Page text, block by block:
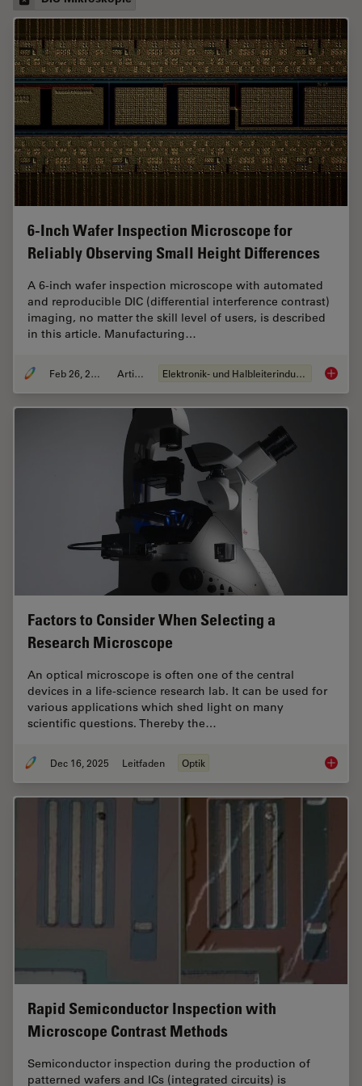
6-Inch Wafer Inspection Microscope for
Reliably Observing Small Height Differences
A 6-inch wafer inspection microscope with automated
and reproducible DIC (differential interference contrast)
imaging, no matter the skill level of users, is described
in this article. Manufacturing…
Feb 26, 2026 Artikel Elektronik- und Halbleiterindustrie 6-Inch
Factors to Consider When Selecting a
Research Microscope
An optical microscope is often one of the central
devices in a life-science research lab. It can be used for
various applications which shed light on many
scientific questions. Thereby the…
Dec 16, 2025 Leitfaden Optik Factors
Rapid Semiconductor Inspection with
Microscope Contrast Methods
Semiconductor inspection during the production of
patterned wafers and ICs (integrated circuits) is